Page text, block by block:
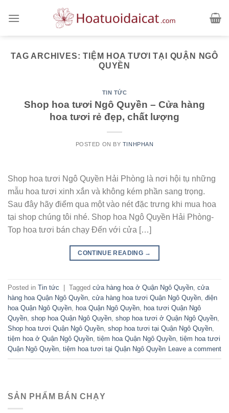
TAG ARCHIVES:TIỆM HOA TƯƠI TẠI QUẬN NGÔ
QUYỀN
TIN TỨC
Shop hoa tươi Ngô Quyền – Cửa hàng
hoa tươi rẻ đẹp, chất lượng
POSTED ON BY TINHPHAN
Shop hoa tươi Ngô Quyền Hải Phòng là nơi hội tụ những
mẫu hoa tươi xinh xắn và không kém phần sang trọng.
Sau đây hãy điểm qua một vào nét đặc trưng khi mua hoa
tại shop chúng tôi nhé. Shop hoa Ngô Quyền Hải Phòng-
Top hoa tươi bán chạy Đến với cửa […]
CONTINUE READING →
Posted in Tin tức Tagged cửa hàng hoa ở Quận Ngô Quyền cửa
hàng hoa Quận Ngô Quyền cửa hàng hoa tươi Quận Ngô Quyền điện
hoa Quận Ngô Quyền
hoa Quận Ngô Quyền
hoa tươi Quận Ngô
Quyền shop hoa Quận Ngô Quyền shop hoa tươi ở Quận Ngô Quyền
Shop hoa tươi Quận Ngô Quyền shop hoa tươi tại Quận Ngô Quyền
tiệm hoa ở Quận Ngô Quyền tiệm hoa Quận Ngô Quyền tiệm hoa tươi
Quận Ngô Quyền tiệm hoa tươi tại Quận Ngô Quyền Leave a comment
SẢN PHẨM BÁN CHẠY